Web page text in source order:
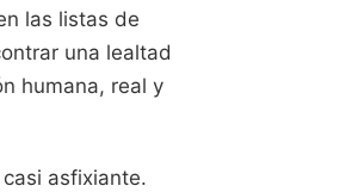
las listas de
una lealtad
humana, real y
asfixiante.